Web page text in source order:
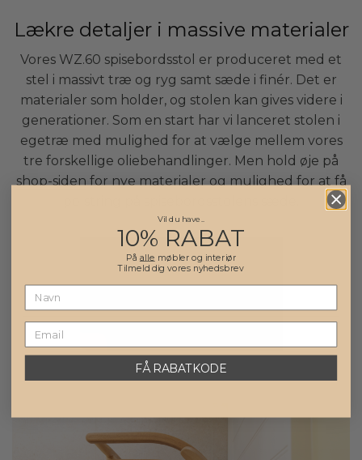
Lækre detaljer i massive materialer
Vores WZ.60 spisebordsstol er produceret med et
stel i massivt træ og ryg samt sæde i finér. Det er
materialer som holder, og stolen kan gives videre i
generationer. Som en start har vi lanceret stolen i
egetræ med mulighed for at vælge mellem vores
tre forskellige oliebehandlinger. Men hold øje på
shop-sidenfor nye materialer og mulighed for at få
Vil du have..
10% RABAT
På alle møbler og interiør
Tilmeld dig vores nyhedsbrev
FÅ RABATKODE